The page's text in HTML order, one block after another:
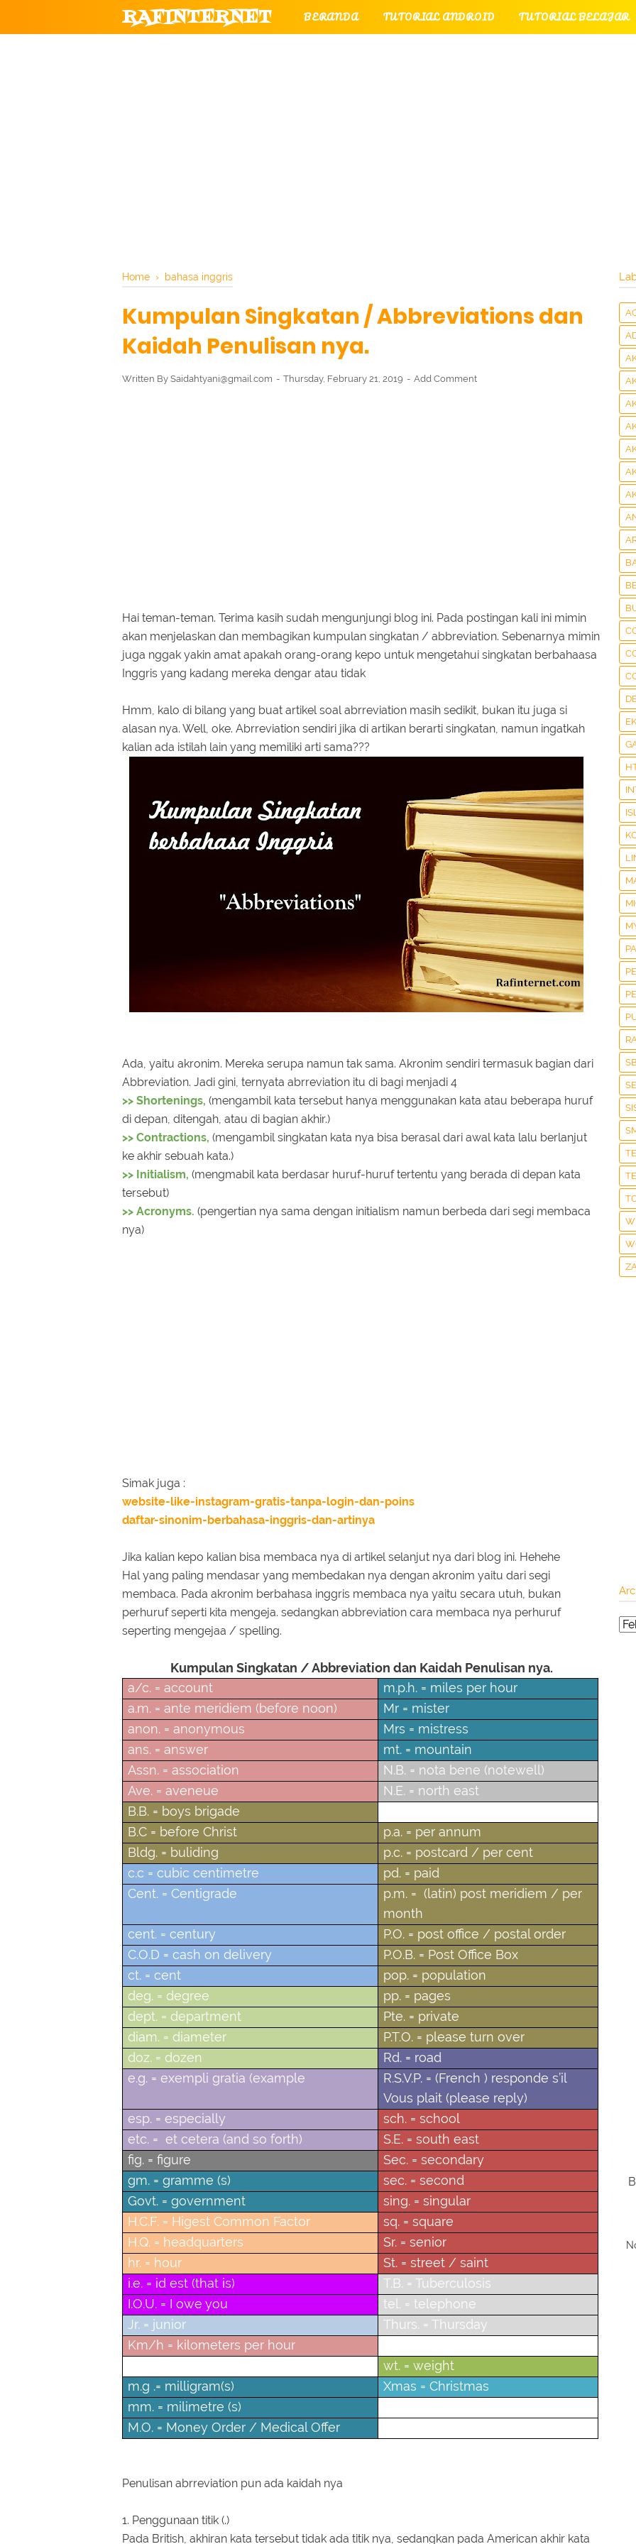
RAFINTERNET BERANDA TUTORIAL ANDROID TUTORIAL BELAJAR
Home › bahasa inggris
Kumpulan Singkatan / Abbreviations dan
Kaidah Penulisan nya.
Written By Saidahtyani@gmail.com Thursday, February 21, 2019 Add Comment
Hai teman-teman. Terima kasih sudah mengunjungi blog ini. Pada postingan kali ini mimin
akan menjelaskan dan membagikan kumpulan singkatan / abbreviation. Sebenarnya mimin
juga nggak yakin amat apakah orang-orang kepo untuk mengetahui singkatan berbahaasa
Inggris yang kadang mereka dengar atau tidak
Hmm, kalo di bilang yang buat artikel soal abrreviation masih sedikit, bukan itu juga si
alasan nya. Well, oke. Abrreviation sendiri jika di artikan berarti singkatan, namun ingatkah
kalian ada istilah lain yang memiliki arti sama???
Ada, yaitu akronim. Mereka serupa namun tak sama. Akronim sendiri termasuk bagian dari
Abbreviation. Jadi gini, ternyata abrreviation itu di bagi menjadi 4
>> Shortenings, (mengambil kata tersebut hanya menggunakan kata atau beberapa huruf
di depan, ditengah, atau di bagian akhir.)
>> Contractions, (mengambil singkatan kata nya bisa berasal dari awal kata lalu berlanjut
ke akhir sebuah kata.)
>> Initialism, (mengmabil kata berdasar huruf-huruf tertentu yang berada di depan kata
tersebut)
>> Acronyms. (pengertian nya sama dengan initialism namun berbeda dari segi membaca
nya)
Simak juga :
website-like-instagram-gratis-tanpa-login-dan-poins
daftar-sinonim-berbahasa-inggris-dan-artinya
Jika kalian kepo kalian bisa membaca nya di artikel selanjut nya dari blog ini. Hehehe
Hal yang paling mendasar yang membedakan nya dengan akronim yaitu dari segi
membaca. Pada akronim berbahasa inggris membaca nya yaitu secara utuh, bukan
perhuruf seperti kita mengeja. sedangkan abbreviation cara membaca nya perhuruf
seperting mengejaa / spelling.
Kumpulan Singkatan / Abbreviation dan Kaidah Penulisan nya.
a/c. = account
m.p.h. = miles per hour
a.m. = ante meridiem (before noon)
Mr = mister
anon. = anonymous
Mrs = mistress
ans. = answer
mt. = mountain
Assn. = association
N.B. = nota bene (notewell)
Ave. = aveneue
N.E. = north east
B.B. = boys brigade
B.C = before Christ
p.a. = per annum
Bldg. = buliding
p.c. = postcard / per cent
c.c = cubic centimetre
pd. = paid
Cent. = Centigrade
p.m. = (latin) post meridiem / per
month
cent. = century
P.O. = post office / postal order
C.O.D = cash on delivery
P.O.B. = Post Office Box
ct. = cent
pop. = population
deg. = degree
pp. = pages
dept. = department
Pte. = private
diam. = diameter
P.T.O. = please turn over
doz. = dozen
Rd. = road
e.g. = exempli gratia (example
R.S.V.P. = (French ) responde s’il
Vous plait (please reply)
esp. = especially
sch. = school
etc. = et cetera (and so forth)
S.E. = south east
fig. = figure
Sec. = secondary
gm. = gramme (s)
sec. = second
Govt. = government
sing. = singular
H.C.F. = Higest Common Factor
sq. = square
H.Q. = headquarters
Sr. = senior
hr. = hour
St. = street / saint
i.e. = id est (that is)
T.B. = Tuberculosis
I.O.U. = I owe you
tel. = telephone
Jr. = junior
Thurs. = Thursday
Km/h = kilometers per hour
wt. = weight
m.g .= milligram(s)
Xmas = Christmas
mm. = milimetre (s)
M.O. = Money Order / Medical Offer
Penulisan abrreviation pun ada kaidah nya
1. Penggunaan titik (.)
Pada British, akhiran kata tersebut tidak ada titik nya, sedangkan pada American akhir kata